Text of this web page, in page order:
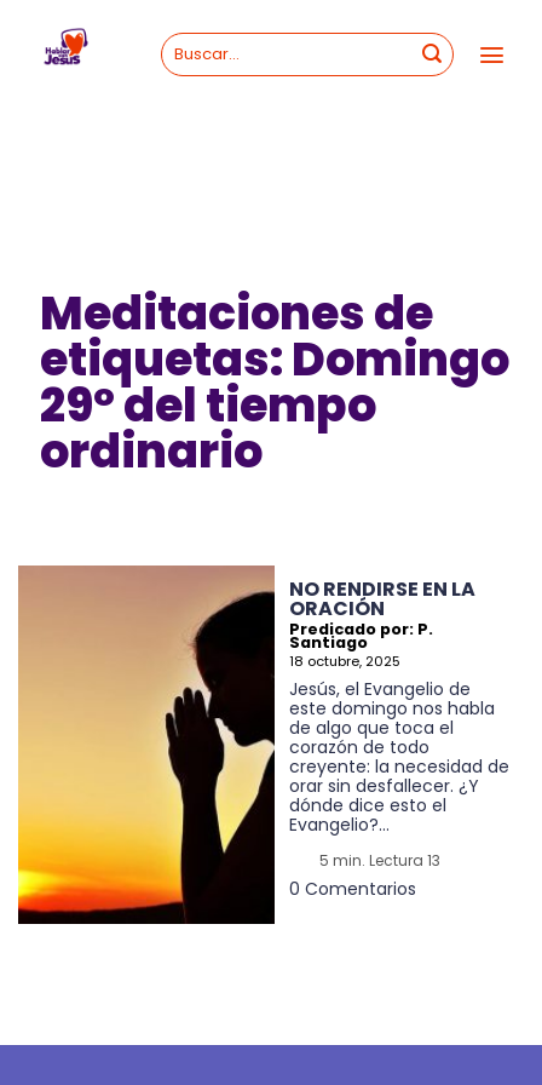
content
Meditaciones de
etiquetas: Domingo
29º del tiempo
ordinario
NO RENDIRSE EN LA
ORACIÓN
Predicado por: P.
Santiago
18 octubre, 2025
Jesús, el Evangelio de
este domingo nos habla
de algo que toca el
corazón de todo
creyente: la necesidad de
orar sin desfallecer. ¿Y
dónde dice esto el
Evangelio?...
5 min. Lectura 13
0 Comentarios